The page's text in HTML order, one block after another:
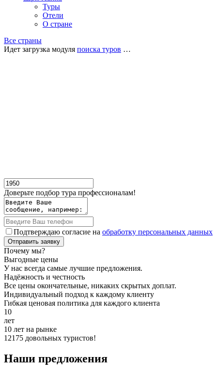
Туры
Отели
О стране
Все страны
Идет загрузка модуля поиска туров …
Доверьте подбор тура профессионалам!
Подтверждаю согласие на обработку персональных данных
Почему мы?
Выгодные цены
У нас всегда самые лучшие предложения.
Надёжность и честность
Все цены окончательные, никаких скрытых доплат.
Индивидуальный подход к каждому клиенту
Гибкая ценовая политика для каждого клиента
10
лет
10 лет на рынке
12175 довольных туристов!
Наши предложения